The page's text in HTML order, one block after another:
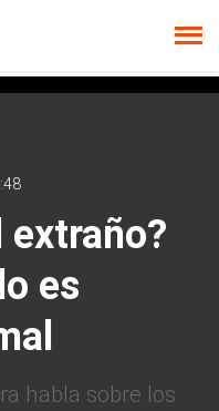
extraño?
es
habla sobre los